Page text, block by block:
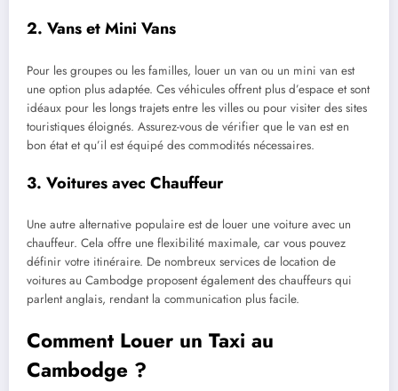
2. Vans et Mini Vans
Pour les groupes ou les familles, louer un van ou un mini van est
une option plus adaptée. Ces véhicules offrent plus d’espace et sont
idéaux pour les longs trajets entre les villes ou pour visiter des sites
touristiques éloignés. Assurez-vous de vérifier que le van est en
bon état et qu’il est équipé des commodités nécessaires.
3. Voitures avec Chauffeur
Une autre alternative populaire est de louer une voiture avec un
chauffeur. Cela offre une flexibilité maximale, car vous pouvez
définir votre itinéraire. De nombreux services de location de
voitures au Cambodge proposent également des chauffeurs qui
parlent anglais, rendant la communication plus facile.
Comment Louer un Taxi au
Cambodge ?